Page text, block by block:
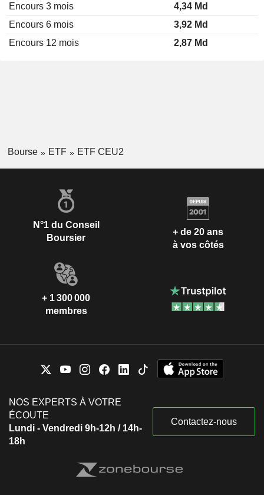
Encours 3 mois
4,34 Md
Encours 6 mois
3,92 Md
Encours 12 mois
2,87 Md
Bourse ETF ETF CEU2
N°1 du Conseil
Boursier
+ de 20 ans
à vos côtés
+ 1 300 000
membres
NOS EXPERTS À VOTRE
ÉCOUTE
Lundi - Vendredi 9h-12h / 14h-
18h
Contactez-nous